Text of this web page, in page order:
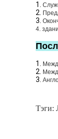
1.
2.
3.
4.
1.
2.
3.
Тэги: